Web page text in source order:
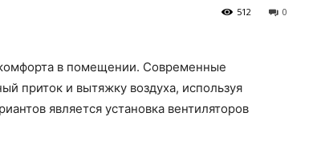
0
512
в помещении. Современные
приток и вытяжку воздуха, используя
является установка вентиляторов